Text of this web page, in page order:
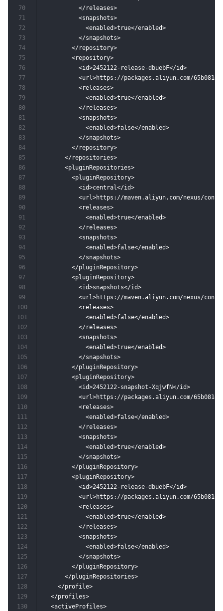
          </releases>
          <snapshots>
            <enabled>true</enabled>
          </snapshots>
        </repository>
        <repository>
          <id>2452122-release-dbuebF</id>
<url>https://packages.aliyun.com/
          <releases>
            <enabled>true</enabled>
          </releases>
          <snapshots>
            <enabled>false</enabled>
          </snapshots>
        </repository>
      </repositories>
      <pluginRepositories>
        <pluginRepository>
          <id>central</id>
<url>https://maven.aliyun.com/nexus/
          <releases>
            <enabled>true</enabled>
          </releases>
          <snapshots>
            <enabled>false</enabled>
          </snapshots>
        </pluginRepository>
        <pluginRepository>
          <id>snapshots</id>
<url>https://maven.aliyun.com/nexus/
          <releases>
            <enabled>false</enabled>
          </releases>
          <snapshots>
            <enabled>true</enabled>
          </snapshots>
        </pluginRepository>
        <pluginRepository>
          <id>2452122-snapshot-XqjwfN</id>
<url>https://packages.aliyun.com/
          <releases>
            <enabled>false</enabled>
          </releases>
          <snapshots>
            <enabled>true</enabled>
          </snapshots>
        </pluginRepository>
        <pluginRepository>
          <id>2452122-release-dbuebF</id>
<url>https://packages.aliyun.com/
          <releases>
            <enabled>true</enabled>
          </releases>
          <snapshots>
            <enabled>false</enabled>
          </snapshots>
        </pluginRepository>
      </pluginRepositories>
    </profile>
  </profiles>
  <activeProfiles>
70
71
72
73
74
75
76
77
78
79
80
81
82
83
84
85
86
87
88
89
90
91
92
93
94
95
96
97
98
99
100
101
102
103
104
105
106
107
108
109
110
111
112
113
114
115
116
117
118
119
120
121
122
123
124
125
126
127
128
129
130